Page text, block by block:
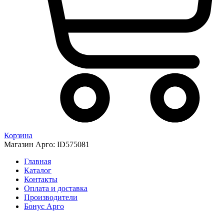
Корзина
Магазин Арго: ID575081
Главная
Каталог
Контакты
Оплата и доставка
Производители
Бонус Арго